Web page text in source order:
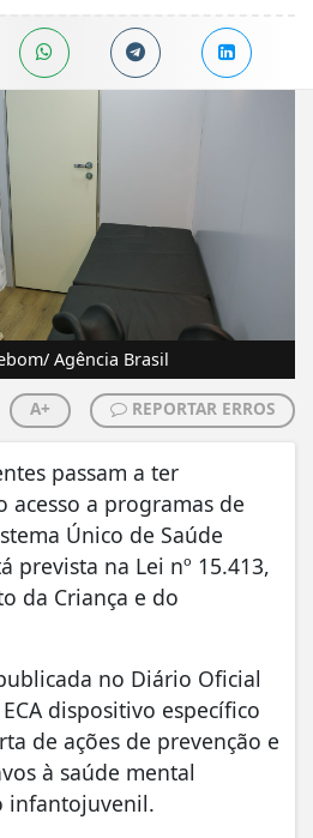
Agência Brasil
A+ REPORTAR ERROS
passam a ter
a programas de
Único de Saúde
prevista na Lei nº 15.413,
da Criança e do
no Diário Oficial
dispositivo específico
de ações de prevenção e
à saúde mental
infantojuvenil.